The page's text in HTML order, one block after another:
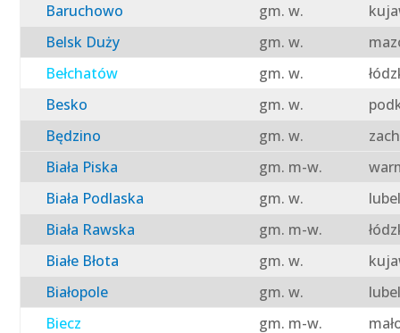
Baruchowo
gm. w.
Belsk Duży
gm. w.
Bełchatów
gm. w.
Besko
gm. w.
Będzino
gm. w.
Biała Piska
gm. m-w.
Biała Podlaska
gm. w.
Biała Rawska
gm. m-w.
Białe Błota
gm. w.
Białopole
gm. w.
Biecz
gm. m-w.